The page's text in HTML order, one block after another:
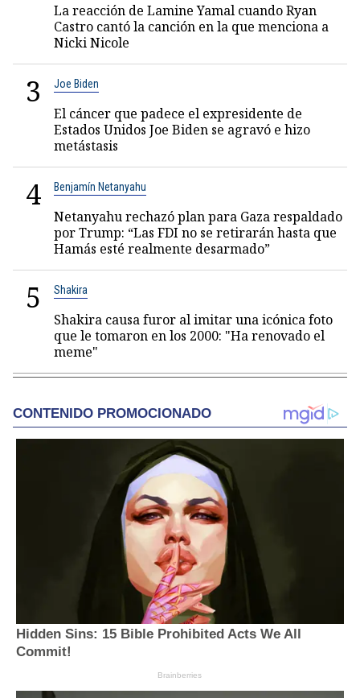
La reacción de Lamine Yamal cuando Ryan
Castro cantó la canción en la que menciona a
Nicki Nicole
3 Joe Biden
El cáncer que padece el expresidente de
Estados Unidos Joe Biden se agravó e hizo
metástasis
4 Benjamín Netanyahu
Netanyahu rechazó plan para Gaza respaldado
por Trump: “Las FDI no se retirarán hasta que
Hamás esté realmente desarmado”
5 Shakira
Shakira causa furor al imitar una icónica foto
que le tomaron en los 2000: "Ha renovado el
meme"